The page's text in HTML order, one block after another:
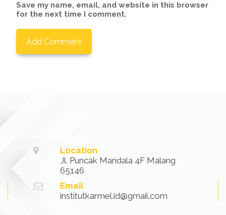
Save my name, email, and website in this browser
for the next time I comment.
Location
Jl. Puncak Mandala 4F Malang
65146
Email
institutkarmel.id@gmail.com